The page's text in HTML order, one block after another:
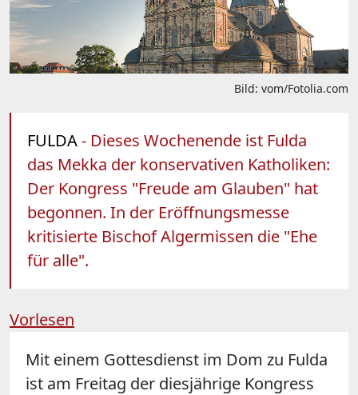
Bild: vom/Fotolia.com
FULDA- Dieses Wochenende ist Fulda
das Mekka der konservativen Katholiken:
Der Kongress "Freude am Glauben" hat
begonnen. In der Eröffnungsmesse
kritisierte Bischof Algermissen die "Ehe
für alle".
Vorlesen
Mit einem Gottesdienst im Dom zu Fulda
ist am Freitag der diesjährige Kongress